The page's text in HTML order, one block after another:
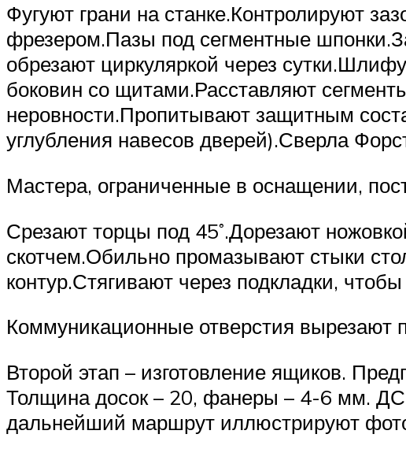
Фугуют грани на станке.Контролируют
фрезером.Пазы под сегментные
обрезают циркуляркой через
боковин со щитами.Расставляют
неровности.Пропитывают защитным
углубления навесов дверей).Сверла
Мастера, ограниченные в оснащении,
Срезают торцы под 45˚.Дорезают
скотчем.Обильно промазывают стыки
контур.Стягивают через подкладки,
Коммуникационные отверстия вырезают
Второй этап – изготовление ящиков.
Толщина досок – 20, фанеры – 4-6 мм.
дальнейший маршрут иллюстрируют